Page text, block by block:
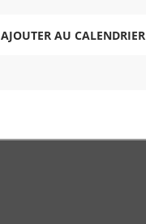
AJOUTER AU CALENDRIER